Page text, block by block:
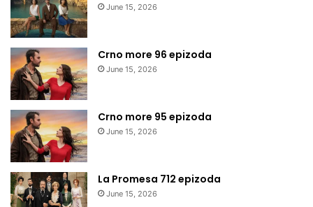
June 15, 2026
Crno more 96 epizoda
June 15, 2026
Crno more 95 epizoda
June 15, 2026
La Promesa 712 epizoda
June 15, 2026